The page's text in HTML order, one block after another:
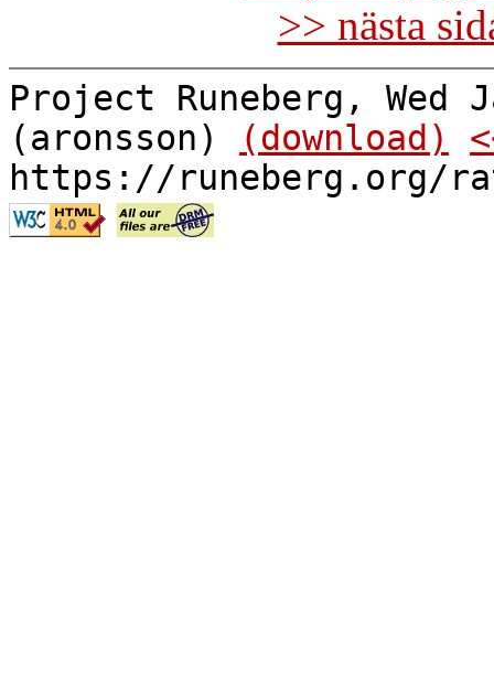
>> nästa
Project Runeberg, Wed
(aronsson)
(download)
https://runeberg.org/